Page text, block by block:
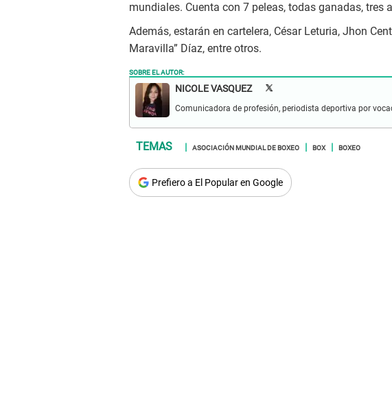
mundiales. Cuenta con 7 peleas, todas ganadas, tres
Además, estarán en cartelera, César Leturia, Jhon
Maravilla” Díaz, entre otros.
SOBRE EL AUTOR:
NICOLE VASQUEZ
Comunicadora de profesión, periodista deportiva por
ASOCIACIÓN MUNDIAL DE BOXEO BOX BOXEO
Prefiero a El Popular en Google